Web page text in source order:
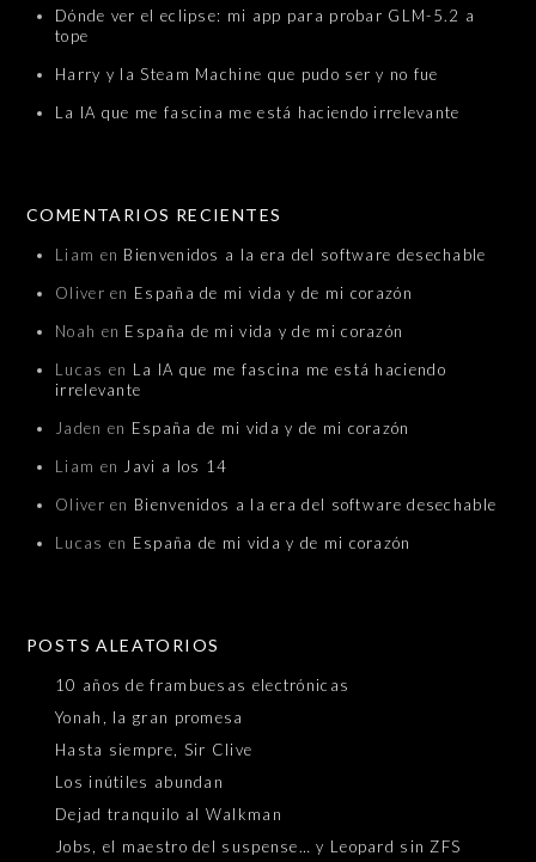
Dónde ver el eclipse: mi app para probar GLM-5.2 a
tope
Harry y la Steam Machine que pudo ser y no fue
La IA que me fascina me está haciendo irrelevante
COMENTARIOS RECIENTES
Liam en Bienvenidos a la era del software desechable
Oliver en España de mi vida y de mi corazón
Noah en España de mi vida y de mi corazón
Lucas en La IA que me fascina me está haciendo
irrelevante
Jaden en España de mi vida y de mi corazón
Liam en Javi a los 14
Oliver en Bienvenidos a la era del software desechable
Lucas en España de mi vida y de mi corazón
POSTS ALEATORIOS
10 años de frambuesas electrónicas
Yonah, la gran promesa
Hasta siempre, Sir Clive
Los inútiles abundan
Dejad tranquilo al Walkman
Jobs, el maestro del suspense… y Leopard sin ZFS